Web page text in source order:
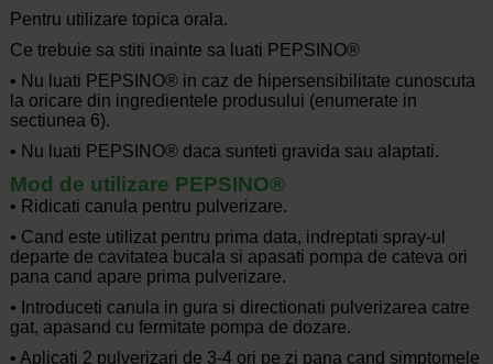
Pentru utilizare topica orala.
Ce trebuie sa stiti inainte sa luati PEPSINO®
• Nu luati PEPSINO® in caz de hipersensibilitate cunoscuta
la oricare din ingredientele produsului (enumerate in
sectiunea 6).
• Nu luati PEPSINO® daca sunteti gravida sau alaptati.
Mod de utilizare PEPSINO®
• Ridicati canula pentru pulverizare.
• Cand este utilizat pentru prima data, indreptati spray-ul
departe de cavitatea bucala si apasati pompa de cateva ori
pana cand apare prima pulverizare.
• Introduceti canula in gura si directionati pulverizarea catre
gat, apasand cu fermitate pompa de dozare.
• Aplicati 2 pulverizari de 3-4 ori pe zi pana cand simptomele